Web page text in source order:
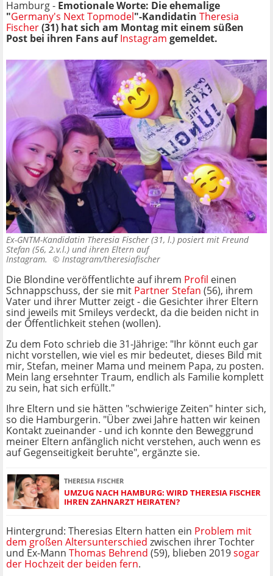
Hamburg - Emotionale Worte: Die ehemalige
"Germany's Next Topmodel"-Kandidatin Theresia
Fischer(31) hat sich am Montag mit einem süßen
Post bei ihren Fans aufInstagram gemeldet.
Ex-GNTM-Kandidatin Theresia Fischer (31, l.) posiert mit Freund
Stefan (56, 2.v.l.) und ihren Eltern auf
Instagram. © Instagram/theresiafischer
Die Blondine veröffentlichte auf ihrem Profil einen
Schnappschuss, der sie mit Partner Stefan (56), ihrem
Vater und ihrer Mutter zeigt - die Gesichter ihrer Eltern
sind jeweils mit Smileys verdeckt, da die beiden nicht in
der Öffentlichkeit stehen (wollen).
Zu dem Foto schrieb die 31-Jährige: "Ihr könnt euch gar
nicht vorstellen, wie viel es mir bedeutet, dieses Bild mit
mir, Stefan, meiner Mama und meinem Papa, zu posten.
Mein lang ersehnter Traum, endlich als Familie komplett
zu sein, hat sich erfüllt."
Ihre Eltern und sie hätten "schwierige Zeiten" hinter sich,
so die Hamburgerin. "Über zwei Jahre hatten wir keinen
Kontakt zueinander - und ich konnte den Beweggrund
meiner Eltern anfänglich nicht verstehen, auch wenn es
auf Gegenseitigkeit beruhte", ergänzte sie.
THERESIA FISCHER
UMZUG NACH HAMBURG: WIRD THERESIA FISCHER
IHREN ZAHNARZT HEIRATEN?
Hintergrund: Theresias Eltern hatten ein Problem mit
dem großen Altersunterschied zwischen ihrer Tochter
und Ex-Mann Thomas Behrend (59), blieben 2019sogar
der Hochzeit der beiden fern.